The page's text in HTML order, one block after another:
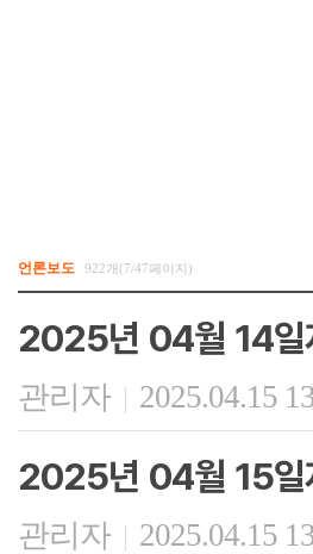
언론보도 922개(7/47페이지)
2025년 04월 14일
관리자 | 2025.04.15
2025년 04월 15일
관리자 | 2025.04.15